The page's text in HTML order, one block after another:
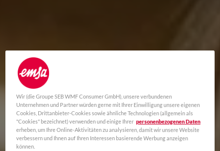
Wir (die Groupe SEB WMF Consumer GmbH), unsere verbundenen
Unternehmen und Partner würden gerne mit Ihrer Einwilligung unsere eigenen
Cookies, Drittanbieter-Cookies sowie ähnliche Technologien (allgemein als
"Cookies" bezeichnet) verwenden und einige Ihrer personenbezogenen Daten
erheben, um Ihre Online-Aktivitäten zu analysieren, damit wir unsere Website
verbessern und Ihnen auf Ihren Interessen basierende Werbung anzeigen
können.